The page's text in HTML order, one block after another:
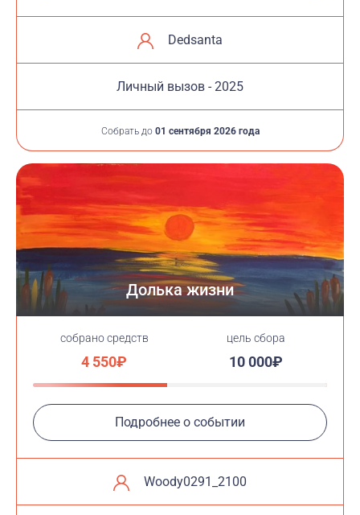
Dedsanta
Личный вызов - 2025
Собрать до 01 сентября 2026 года
Долька жизни
cобрано средств
4 550₽
цель сбора
10 000₽
Подробнее о событии
Woody0291_2100